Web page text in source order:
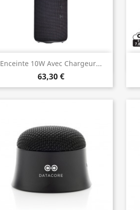
Enceinte 10W Avec Chargeur...
63,30 €
 Aperçu rapide